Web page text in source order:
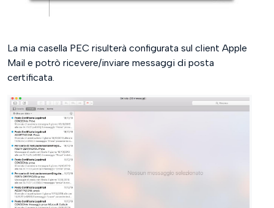
La mia casella PEC risulterà configurata sul client Apple
Mail e potrò ricevere/inviare messaggi di posta
certificata.